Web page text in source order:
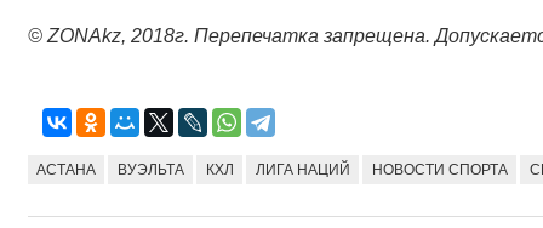
© ZONAkz, 2018г. Перепечатка запрещена.
АСТАНА ВУЭЛЬТА КХЛ ЛИГА НАЦИЙ НОВОСТИ СПОРТА